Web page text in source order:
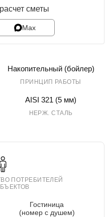
сметы
Max
ПРИНЦИП РАБОТЫ
Накопительный (бойлер)
НЕРЖ. СТАЛЬ
AISI 321 (5 мм)
ПОТРЕБИТЕЛЕЙ
Гостиница
(номер с душем)